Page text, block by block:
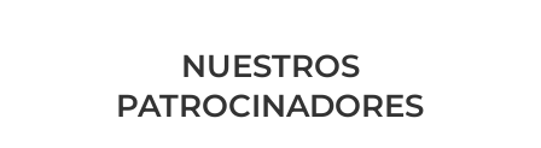
NUESTROS
PATROCINADORES